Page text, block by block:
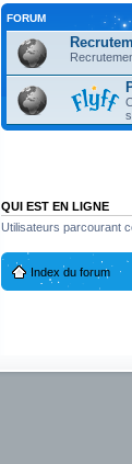
FORUM
QUI EST EN LIGNE
Utilisateurs parcourant
Index du forum